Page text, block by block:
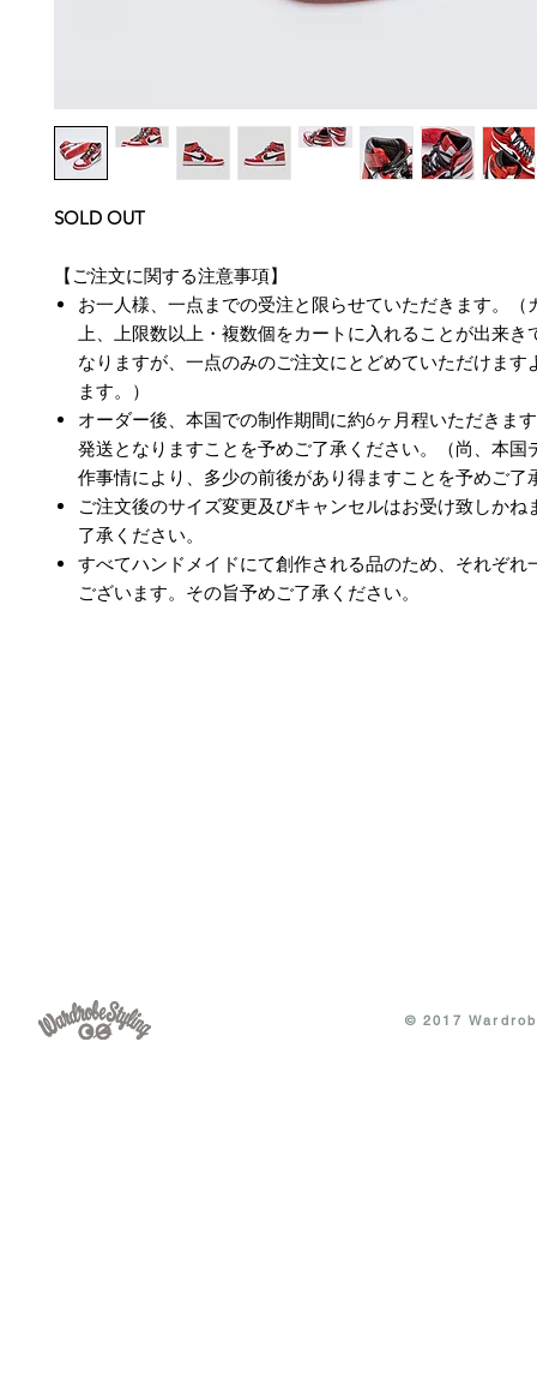
SOLD OUT
【ご注文に関する注意事項】
お一人様、一点までの受注と限らせていただきます。（
上、上限数以上・複数個をカートに入れることが出来き
なりますが、一点のみのご注文にとどめていただけます
ます。）
オーダー後、本国での制作期間に約6ヶ月程いただきま
発送となりますことを予めご了承ください。（尚、本国
作事情により、多少の前後があり得ますことを予めご了
ご注文後のサイズ変更及びキャンセルはお受け致しかね
了承ください。
すべてハンドメイドにて創作される品のため、それぞれ
ございます。その旨予めご了承ください。
© 2017